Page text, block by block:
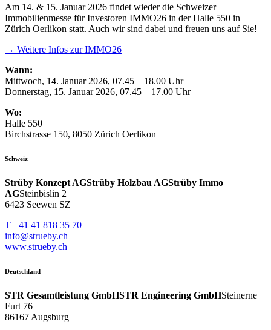
Am 14. & 15. Januar 2026 findet wieder die Schweizer
Immobilienmesse für Investoren IMMO26 in der Halle 550 in
Zürich Oerlikon statt. Auch wir sind dabei und freuen uns auf Sie!
→ Weitere Infos zur IMMO26
Wann:
Mittwoch, 14. Januar 2026, 07.45 – 18.00 Uhr
Donnerstag, 15. Januar 2026, 07.45 – 17.00 Uhr
Wo:
Halle 550
Birchstrasse 150, 8050 Zürich Oerlikon
Schweiz
Strüby Konzept AGStrüby Holzbau AGStrüby Immo
AGSteinbislin 2
6423 Seewen SZ
T +41 41 818 35 70
info@strueby.ch
www.strueby.ch
Deutschland
STR Gesamtleistung GmbHSTR Engineering GmbHSteinerne
Furt 76
86167 Augsburg